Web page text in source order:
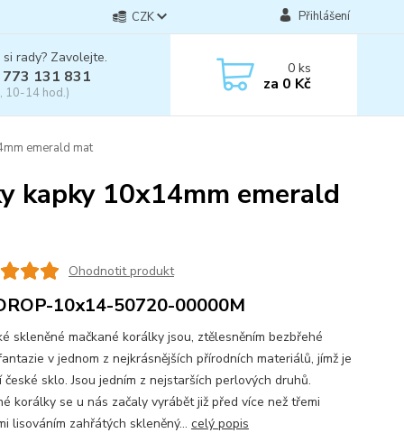
CZK Přihlášení
rady? Zavolejte.
131 831
10-14 hod.)
0ks
za 0 Kč
emerald mat
kapky 10x14mm emerald
Ohodnotit produkt
10x14-50720-00000M
skleněné mačkané korálky jsou, ztělesněním bezbřehé
v jednom z nejkrásnějších přírodních materiálů, jímž je
české sklo. Jsou jedním z nejstarších perlových druhů.
korálky se u nás začaly vyrábět již před více než třemi
lisováním zahřátých skleněný... celý popis